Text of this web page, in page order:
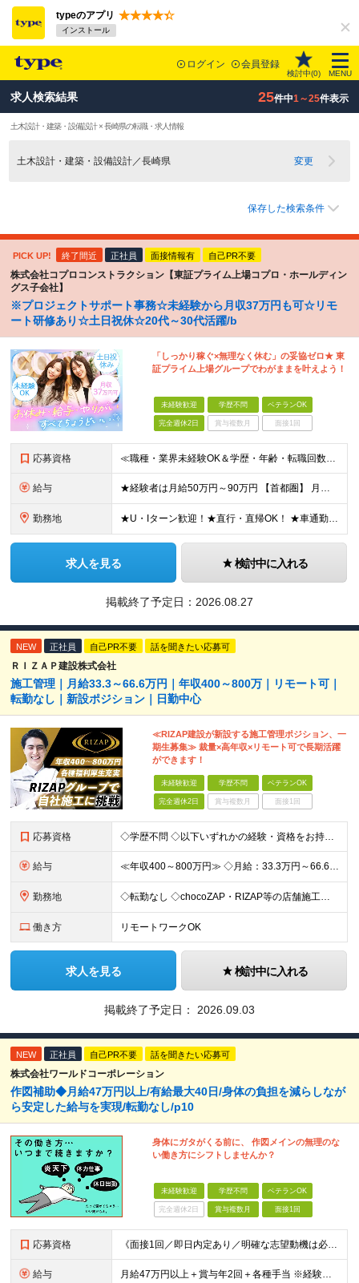
typeのアプリ
インストール
ログイン 会員登録
検討中(0) MENU
求人検索結果 25件中1～25件表示
土木設計・建築・設備設計 × 長崎県の転職・求人情報
土木設計・建築・設備設計／長崎県 変更
保存した検索条件
PICK UP! 終了間近 正社員 面接情報有 自己PR不要
株式会社コプロコンストラクション【東証プライム上場コプロ・ホールディン
グス子会社】
※プロジェクトサポート事務☆未経験から月収37万円も可☆リモ
ート研修あり☆土日祝休☆20代～30代活躍/b
「しっかり稼ぐ×無理なく休む」の妥協ゼロ★ 東
証プライム上場グループでわがままを叶えよう！
未経験歓迎 学歴不問 ベテランOK
完全週休2日 賞与複数月 面接1回
応募資格 ≪職種・業界未経験OK＆学歴・年齢・転職回数不問≫ ◆第二新卒歓迎 ◆社会人経験不問 ◆資格不問 ※新卒の方もご応募可能！ （待遇・募集要項等は別途ご案内いたします） ※入社時期は柔軟に対応します！半
給与 ★経験者は月給50万円～90万円 【首都圏】 月給30万1230円〜 ⇒基本22万7000円+地域6万4230円+皆勤1万円 【群馬/栃木/茨城】 月給28万1090円〜 ⇒基本23万4000円+
勤務地 ★U・Iターン歓迎！★直行・直帰OK！ ★車通勤可能のエリアもあり！★出張なしの働き方も可能 全国47都道府県の各プロジェクト（転勤なし！勤務地に対する希望も実現可能！） 「自宅から1時間以内で通え
求人を見る 検討中に入れる
掲載終了予定日： 2026.08.27
NEW 正社員 自己PR不要 話を聞きたい応募可
ＲＩＺＡＰ建設株式会社
施工管理｜月給33.3～66.6万円｜年収400～800万｜リモート可｜
転勤なし｜新設ポジション｜日勤中心
≪RIZAP建設が新設する施工管理ポジション、一
期生募集≫ 裁量×高年収×リモート可で長期活躍
ができます！
未経験歓迎 学歴不問 ベテランOK
完全週休2日 賞与複数月 面接1回
応募資格 ◇学歴不問 ◇以下いずれかの経験・資格をお持ちの方 ≪対象経験≫ ・店舗内装工事（フィットネス・飲食・物販など）の施工管理経験 ・電気/空調/給排水工事いずれかの施工管理経験（1年以上目安） ・職長
給与 ≪年収400～800万円≫ ◇月給：33.3万円～66.6万円 ◇残業代別途支給 ◇昇給年2回（実力次第でスピード昇給可能） スキル・経験に応じた評価制度 ￣￣￣￣￣￣￣￣￣￣￣￣￣ 新設チームのた
勤務地 ◇転勤なし ◇chocoZAP・RIZAP等の店舗施工を担当 ◇本社もしくは在宅での勤務になります 【本社所在地】 東京都新宿区西新宿8-17-1 住友不動産新宿グランドタワー36F 【転勤につい
働き方 リモートワークOK
求人を見る 検討中に入れる
掲載終了予定日： 2026.09.03
NEW 正社員 自己PR不要 話を聞きたい応募可
株式会社ワールドコーポレーション
作図補助◆月給47万円以上/有給最大40日/身体の負担を減らしなが
ら安定した給与を実現/転勤なし/p10
身体にガタがくる前に、 作図メインの無理のな
い働き方にシフトしませんか？
未経験歓迎 学歴不問 ベテランOK
完全週休2日 賞与複数月 面接1回
応募資格 《面接1回／即日内定あり／明確な志望動機は必要なし》 ◆学歴・年齢不問 ◆建設業界での実務経験や設備設計（電気設備、空調・衛生設備）、土木設計（橋梁／トンネル・道路・造成／上下水道）などの業界経験者
給与 月給47万円以上＋賞与年2回＋各種手当 ※経験・スキルに応じて決定いたします。 ※条件面につきましては、経験を考慮しますのでご希望に添えない場合もございます。 ※試用期間は6ヶ月です。その間、給与・